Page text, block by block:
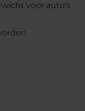
voor auto's